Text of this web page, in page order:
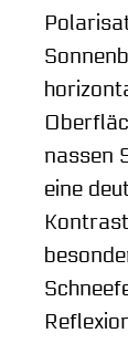
nassen
eine